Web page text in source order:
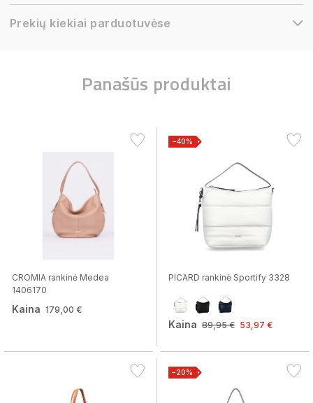
Prekių kiekiai parduotuvėse
Panašūs produktai
CROMIA rankinė Medea
1406170
Kaina 179,00 €
−40%
PICARD rankinė Sportify 3328
Kaina 89,95 € 53,97 €
−20%